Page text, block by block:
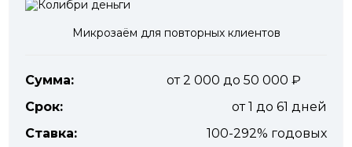
Микрозаём для повторных клиентов
Сумма:
от 2 000 до 50 000
Срок:
от 1 до 61 дней
Ставка:
100-292% годовых